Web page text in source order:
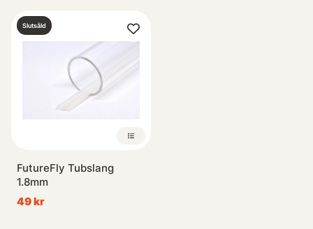
Slutsåld
FutureFly Tubslang
1.8mm
49 kr